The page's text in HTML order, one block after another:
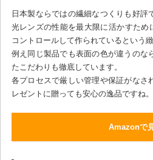
日本製ならではの繊細なつくりも好評
光レンズの性能を最大限に活かすため
コントロールして作られているという緻
例え同じ製品でも表面の色が違うのな
たこだわりも徹底しています。
各プロセスで厳しい管理や保証がなさ
レゼントに贈っても安心の逸品ですね。
Amazonで